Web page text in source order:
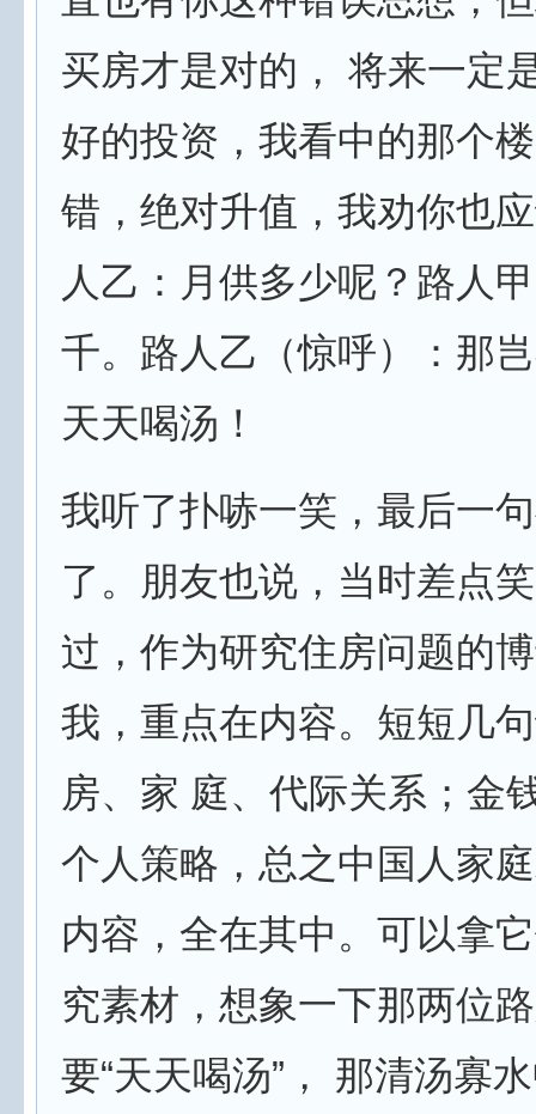
买房才是对的， 将来一定
好的投资，我看中的那个
错，绝对升值，我劝你也
人乙：月供多少呢？路人
千。路人乙（惊呼）：那
天天喝汤！
我听了扑哧一笑，最后一
了。朋友也说，当时差点
过，作为研究住房问题的
我，重点在内容。短短几
房、家 庭、代际关系；金
个人策略，总之中国人家
内容，全在其中。可以拿
究素材，想象一下那两位
要“天天喝汤”， 那清汤寡